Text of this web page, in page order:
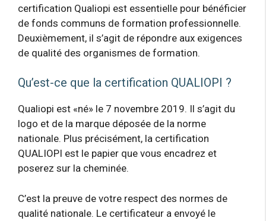
certification Qualiopi est essentielle pour bénéficier
de fonds communs de formation professionnelle.
Deuxièmement, il s’agit de répondre aux exigences
de qualité des organismes de formation.
Qu’est-ce que la certification QUALIOPI ?
Qualiopi est «né» le 7 novembre 2019. Il s’agit du
logo et de la marque déposée de la norme
nationale. Plus précisément, la certification
QUALIOPI est le papier que vous encadrez et
poserez sur la cheminée.
C’est la preuve de votre respect des normes de
qualité nationale. Le certificateur a envoyé le